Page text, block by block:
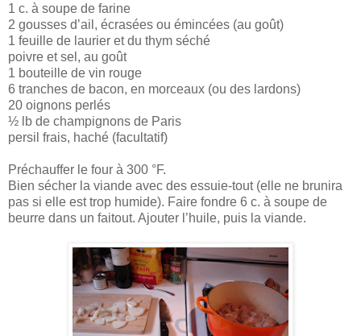
1 c. à soupe de farine
2 gousses d’ail, écrasées ou émincées (au goût)
1 feuille de laurier et du thym séché
poivre et sel, au goût
1 bouteille de vin rouge
6 tranches de bacon, en morceaux (ou des lardons)
20 oignons perlés
½ lb de champignons de Paris
persil frais, haché (facultatif)
Préchauffer le four à 300 °F.
Bien sécher la viande avec des essuie-tout (elle ne brunira
pas si elle est trop humide). Faire fondre 6 c. à soupe de
beurre dans un faitout. Ajouter l’huile, puis la viande.